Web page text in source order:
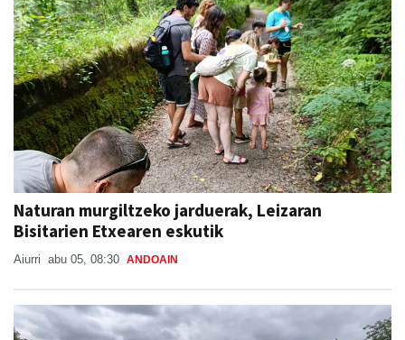
Naturan murgiltzeko jarduerak, Leizaran
Bisitarien Etxearen eskutik
Aiurri abu 05, 08:30 ANDOAIN